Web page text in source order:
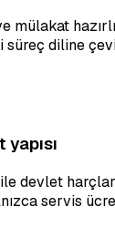
mülakat
diline
devlet
servis